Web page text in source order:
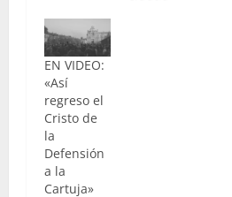
EN VIDEO:
«Así
regreso el
Cristo de
la
Defensión
a la
Cartuja»